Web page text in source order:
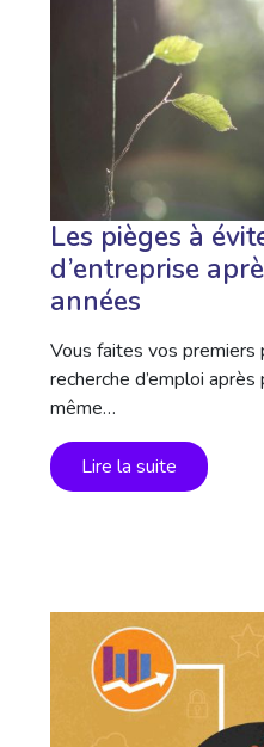
Les pièges à
d’entreprise
années
Vous faites vos premiers
recherche d’emploi
même…
Lire la suite